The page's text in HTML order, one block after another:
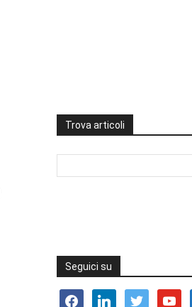
Trova articoli
Seguici su
facebooklinkedin twitter youtube